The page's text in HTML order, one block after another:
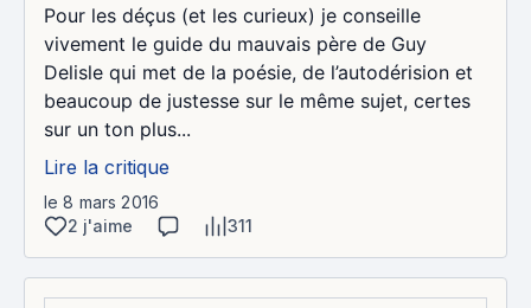
Pour les déçus (et les curieux) je conseille
vivement le guide du mauvais père de Guy
Delisle qui met de la poésie, de l’autodérision et
beaucoup de justesse sur le même sujet, certes
sur un ton plus...
Lire la critique
le 8 mars 2016
2 j'aime
311